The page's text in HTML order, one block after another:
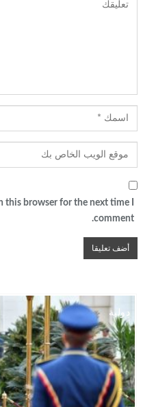
this browser for the next time I
comment.
دولية